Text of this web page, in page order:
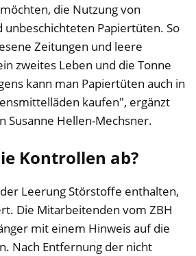
die Nutzung von
unbeschichteten Papiertüten. So
Zeitungen und leere
zweites Leben und die Tonne
kann man Papiertüten auch in
kaufen", ergänzt
Susanne Hellen-Mechsner.
Kontrollen ab?
Leerung Störstoffe enthalten,
Die Mitarbeitenden vom ZBH
mit einem Hinweis auf die
Nach Entfernung der nicht